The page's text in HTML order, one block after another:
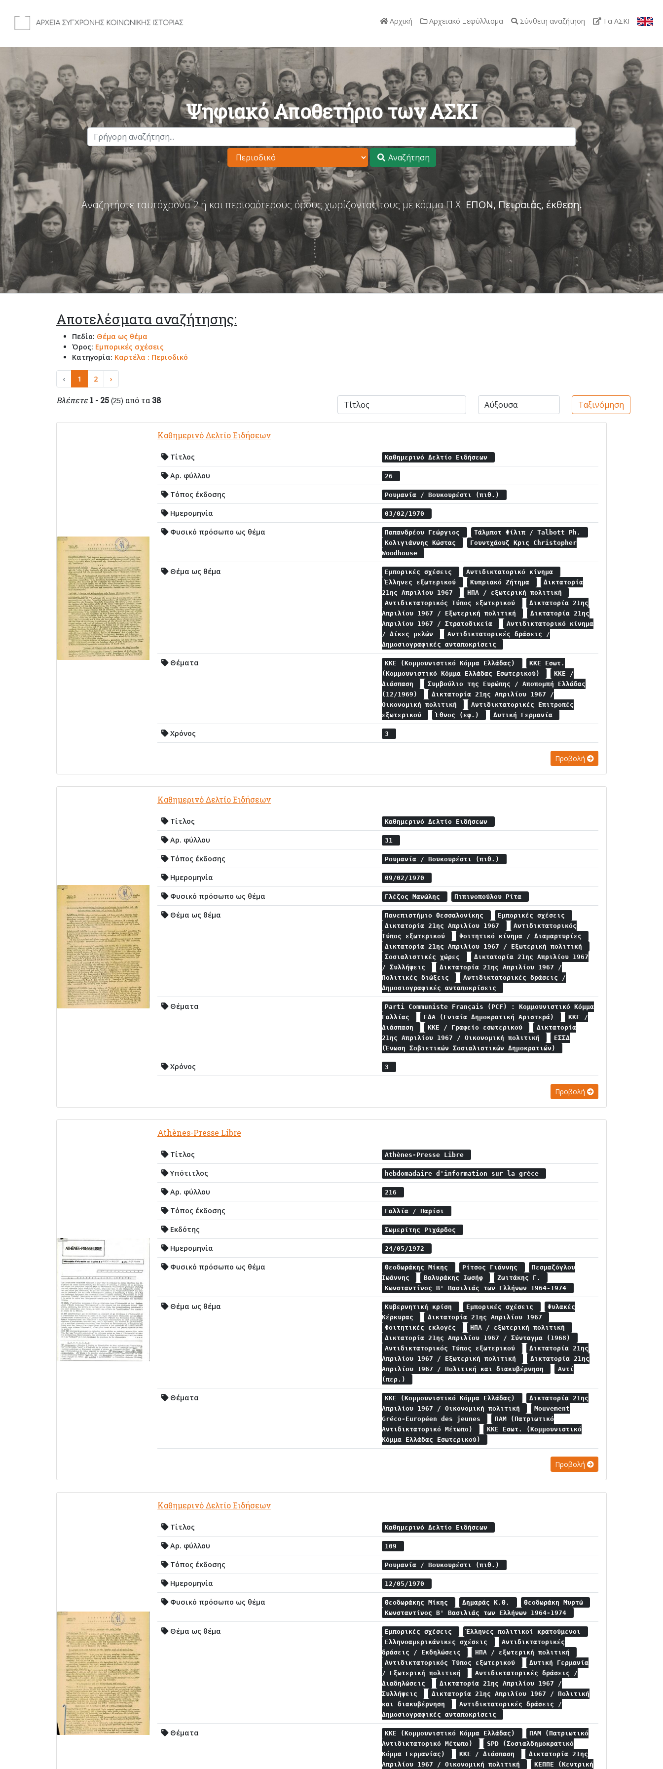
Αρχική Αρχειακό Ξεφύλλισμα Σύνθετη αναζήτηση Τα ΑΣΚΙ
Ψηφιακό Αποθετήριο των ΑΣΚΙ
Αναζήτηση
Αναζητήστε ταυτόχρονα 2 ή και περισσότερους όρους χωρίζοντας τους με κόμμα Π.Χ: ΕΠΟΝ, Πειραιάς, έκθεση.
Αποτελέσματα αναζήτησης:
Πεδίο: Θέμα ως θέμα
Όρος: Εμπορικές σχέσεις
Κατηγορία: Καρτέλα : Περιοδικό
‹ 1 2 ›
Βλέπετε 1 - 25 (25) από τα 38 Ταξινόμηση
Καθημερινό Δελτίο Ειδήσεων
Τίτλος Καθημερινό Δελτίο Ειδήσεων
Αρ. φύλλου 26
Τόπος έκδοσης Ρουμανία / Βουκουρέστι (πιθ.)
Ημερομηνία 03/02/1970
Φυσικό πρόσωπο ως θέμα Παπανδρέου Γεώργιος
Τάλμποτ Φίλιπ / Talbott Ph.
Κολιγιάννης Κώστας
Γουντχάουζ Κρις Christopher
Woodhouse
Θέμα ως θέμα Εμπορικές σχέσεις
Αντιδικτατορικό κίνημα
Έλληνες εξωτερικού
Κυπριακό Ζήτημα
Δικτατορία
21ης Απριλίου 1967
ΗΠΑ / εξωτερική πολιτική
Αντιδικτατορικός Τύπος εξωτερικού
Δικτατορία 21ης
Απριλίου 1967 / Εξωτερική πολιτική
Δικτατορία 21ης
Απριλίου 1967 / Στρατοδικεία
Αντιδικτατορικό κίνημα
/ Δίκες μελών
Αντιδικτατορικές δράσεις /
Δημοσιογραφικές ανταποκρίσεις
Θέματα ΚΚΕ (Κομμουνιστικό Κόμμα Ελλάδας)
ΚΚΕ Εσωτ.
(Κομμουνιστικό Κόμμα Ελλάδας Εσωτερικού)
ΚΚΕ /
Διάσπαση
Συμβούλιο της Ευρώπης / Αποπομπή Ελλάδας
(12/1969)
Δικτατορία 21ης Απριλίου 1967 /
Οικονομική πολιτική
Αντιδικτατορικές Επιτροπές
εξωτερικού
Έθνος (εφ.) Δυτική Γερμανία
Χρόνος 3
Προβολή
Καθημερινό Δελτίο Ειδήσεων
Τίτλος Καθημερινό Δελτίο Ειδήσεων
Αρ. φύλλου 31
Τόπος έκδοσης Ρουμανία / Βουκουρέστι (πιθ.)
Ημερομηνία 09/02/1970
Φυσικό πρόσωπο ως θέμα Γλέζος Μανώλης Πιπινοπούλου Ρίτα
Θέμα ως θέμα Πανεπιστήμιο Θεσσαλονίκης
Εμπορικές σχέσεις
Δικτατορία 21ης Απριλίου 1967
Αντιδικτατορικός
Τύπος εξωτερικού
Φοιτητικό κίνημα / Διαμαρτυρίες
Δικτατορία 21ης Απριλίου 1967 / Εξωτερική πολιτική
Σοσιαλιστικές χώρες
Δικτατορία 21ης Απριλίου 1967
/ Συλλήψεις
Δικτατορία 21ης Απριλίου 1967 /
Πολιτικές διώξεις
Αντιδικτατορικές δράσεις /
Δημοσιογραφικές ανταποκρίσεις
Θέματα
Parti Communiste Français (PCF) : Κομμουνιστικό Κόμμα
Γαλλίας
ΕΔΑ (Ενιαία Δημοκρατική Αριστερά)
ΚΚΕ /
Διάσπαση
ΚΚΕ / Γραφείο εσωτερικού
Δικτατορία
21ης Απριλίου 1967 / Οικονομική πολιτική
ΕΣΣΔ
(Ένωση Σοβιετικών Σοσιαλιστικών Δημοκρατιών)
Χρόνος 3
Προβολή
Athènes-Presse Libre
Τίτλος Athènes-Presse Libre
Υπότιτλος hebdomadaire d'information sur la grèce
Αρ. φύλλου 216
Τόπος έκδοσης Γαλλία / Παρίσι
Εκδότης Σωμερίτης Ριχάρδος
Ημερομηνία 24/05/1972
Φυσικό πρόσωπο ως θέμα Θεοδωράκης Μίκης Ρίτσος Γιάννης
Πεσμαζόγλου
Ιωάννης
Βαλυράκης Ιωσήφ
Ζωιτάκης Γ.
Κωνσταντίνος Β' Βασιλιάς των Ελλήνων 1964-1974
Θέμα ως θέμα Κυβερνητική κρίση Εμπορικές σχέσεις
Φυλακές
Κέρκυρας
Δικτατορία 21ης Απριλίου 1967
Φοιτητικές εκλογές
ΗΠΑ / εξωτερική πολιτική
Δικτατορία 21ης Απριλίου 1967 / Σύνταγμα (1968)
Αντιδικτατορικός Τύπος εξωτερικού
Δικτατορία 21ης
Απριλίου 1967 / Εξωτερική πολιτική
Δικτατορία 21ης
Απριλίου 1967 / Πολιτική και διακυβέρνηση
Αντί
(περ.)
Θέματα ΚΚΕ (Κομμουνιστικό Κόμμα Ελλάδας)
Δικτατορία 21ης
Απριλίου 1967 / Οικονομική πολιτική
Mouvement
Gréco-Européen des jeunes
ΠΑΜ (Πατριωτικό
Αντιδικτατορικό Μέτωπο)
ΚΚΕ Εσωτ. (Κομμουνιστικό
Κόμμα Ελλάδας Εσωτερικού)
Προβολή
Καθημερινό Δελτίο Ειδήσεων
Τίτλος Καθημερινό Δελτίο Ειδήσεων
Αρ. φύλλου 109
Τόπος έκδοσης Ρουμανία / Βουκουρέστι (πιθ.)
Ημερομηνία 12/05/1970
Φυσικό πρόσωπο ως θέμα Θεοδωράκης Μίκης Δημαράς Κ.Θ.
Θεοδωράκη Μυρτώ
Κωνσταντίνος Β' Βασιλιάς των Ελλήνων 1964-1974
Θέμα ως θέμα Εμπορικές σχέσεις
Έλληνες πολιτικοί κρατούμενοι
Ελληνοαμερικάνικες σχέσεις
Αντιδικτατορικές
δράσεις / Εκδηλώσεις
ΗΠΑ / εξωτερική πολιτική
Αντιδικτατορικός Τύπος εξωτερικού
Δυτική Γερμανία
/ Εξωτερική πολιτική
Αντιδικτατορικές δράσεις /
Διαδηλώσεις
Δικτατορία 21ης Απριλίου 1967 /
Συλλήψεις
Δικτατορία 21ης Απριλίου 1967 / Πολιτική
και διακυβέρνηση
Αντιδικτατορικές δράσεις /
Δημοσιογραφικές ανταποκρίσεις
Θέματα ΚΚΕ (Κομμουνιστικό Κόμμα Ελλάδας)
ΠΑΜ (Πατριωτικό
Αντιδικτατορικό Μέτωπο)
SPD (Σοσιαλδημοκρατικό
Κόμμα Γερμανίας)
ΚΚΕ / Διάσπαση
Δικτατορία 21ης
Απριλίου 1967 / Οικονομική πολιτική
ΚΕΠΠΕ (Κεντρική